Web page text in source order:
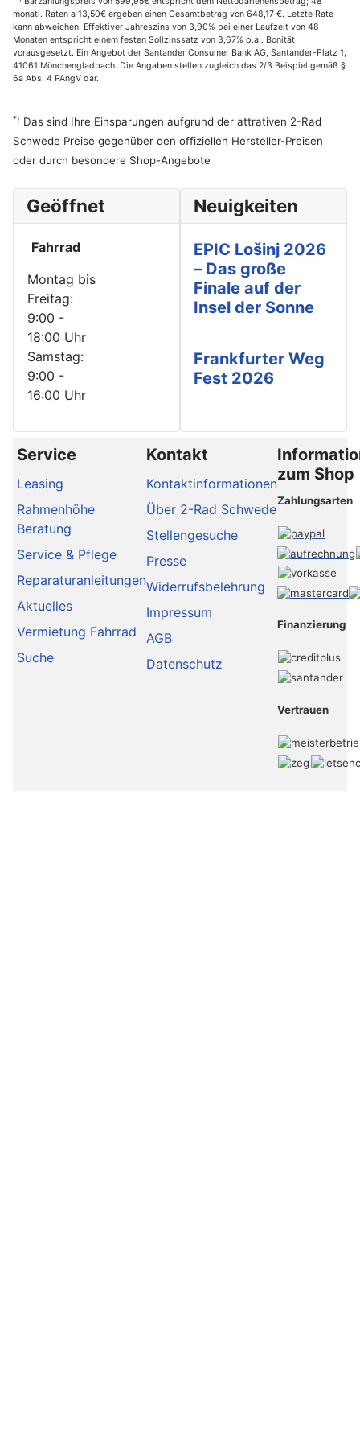
monatl. Raten a 13,50€ ergeben einen Gesamtbetrag von 648,17 €. Letzte Rate
kann abweichen. Effektiver Jahreszins von 3,90% bei einer Laufzeit von 48
Monaten entspricht einem festen Sollzinssatz von 3,67% p.a.. Bonität
vorausgesetzt. Ein Angebot der Santander Consumer Bank AG, Santander-Platz 1,
41061 Mönchengladbach. Die Angaben stellen zugleich das 2/3 Beispiel gemäß §
6a Abs. 4 PAngV dar.
*) Das sind Ihre Einsparungen aufgrund der attrativen 2-Rad
Schwede Preise gegenüber den offiziellen Hersteller-Preisen
oder durch besondere Shop-Angebote
Geöffnet
Fahrrad
Montag bis
Freitag:
9:00 -
18:00 Uhr
Samstag:
9:00 -
16:00 Uhr
Neuigkeiten
EPIC Lošinj 2026
– Das große
Finale auf der
Insel der Sonne
Frankfurter Weg
Fest 2026
Service
Leasing
Rahmenhöhe
Beratung
Service & Pflege
Reparaturanleitungen
Aktuelles
Vermietung Fahrrad
Suche
Kontakt
Kontaktinformationen
Über 2-Rad Schwede
Stellengesuche
Presse
Widerrufsbelehrung
Impressum
AGB
Datenschutz
zum Shop
Zahlungsarten
Finanzierung
Vertrauen